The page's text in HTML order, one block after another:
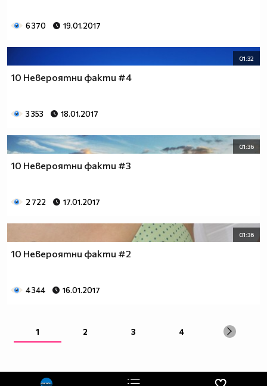
6 370 19.01.2017
01:32
10 Невероятни факти #4
3 353 18.01.2017
01:36
10 Невероятни факти #3
2 722 17.01.2017
01:36
10 Невероятни факти #2
4 344 16.01.2017
1 2 3 4